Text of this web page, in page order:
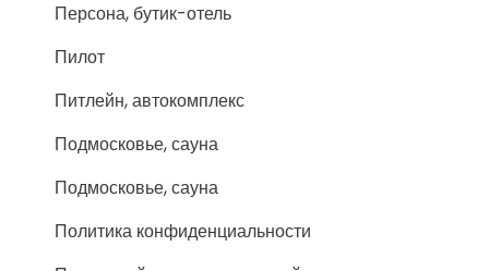
Персона, бутик-отель
Пилот
Питлейн, автокомплекс
Подмосковье, сауна
Подмосковье, сауна
Политика конфиденциальности